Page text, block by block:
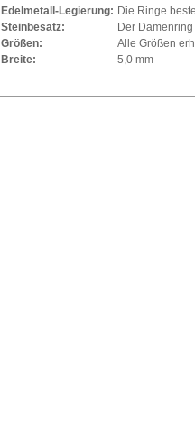
Edelmetall-Legierung: Die Ringe
Steinbesatz:
Der
Größen:
Alle Größen
Breite:
5,0 mm